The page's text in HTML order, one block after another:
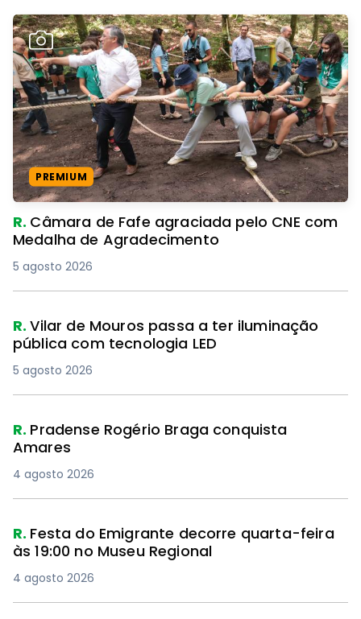
PREMIUM
R. Câmara de Fafe agraciada pelo CNE com
Medalha de Agradecimento
5 agosto 2026
R.Vilar de Mouros passa a ter iluminação
pública com tecnologia LED
5 agosto 2026
R. Pradense Rogério Braga conquista
Amares
4 agosto 2026
R. Festa do Emigrante decorre quarta-feira
às 19:00 no Museu Regional
4 agosto 2026